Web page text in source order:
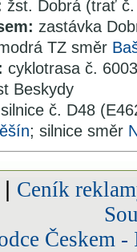
žst. Dobrá (trať
zastávka
TZ směr
cyklotrasa č.
Beskydy
silnice č. D48
; silnice směr
Ceník
Českem